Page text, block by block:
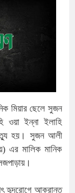
মিয়ার ছেলে সুজন
ওয়া ইন্না ইলাহি
হয়। সুজন আলী
এর মালিক মানিক
হৃদরোগে আক্রান্ত